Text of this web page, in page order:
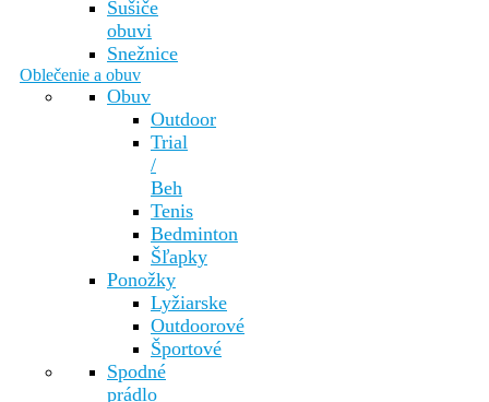
Sušiče
obuvi
Snežnice
Oblečenie a obuv
Obuv
Outdoor
Trial
/
Beh
Tenis
Bedminton
Šľapky
Ponožky
Lyžiarske
Outdoorové
Športové
Spodné
prádlo